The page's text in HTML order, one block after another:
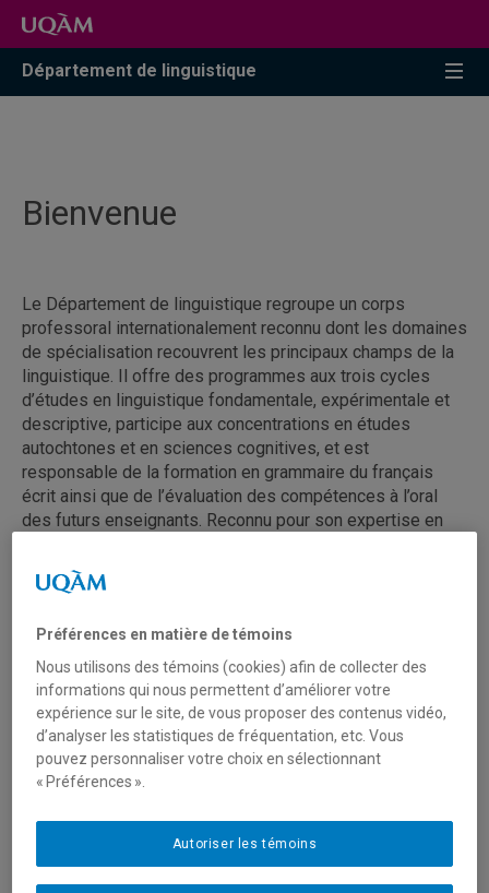
Accéder
recherche
Accéder
menu
pricipal
Accéder
zone
Département de linguistique
Bienvenue
Le Département de linguistique regroupe un corps
professoral internationalement reconnu dont les domaines
de spécialisation recouvrent les principaux champs de la
linguistique. Il offre des programmes aux trois cycles
d’études en linguistique fondamentale, expérimentale et
descriptive, participe aux concentrations en études
autochtones et en sciences cognitives, et est
responsable de la formation en grammaire du français
écrit ainsi que de l’évaluation des compétences à l’oral
des futurs enseignants. Reconnu pour son expertise en
au Québec à offrir une formation en interprétation visuelle.
Nouvelles
Lucie Ménard récompensée par l’Association
canadienne de linguistique
Préférences en matière de témoins
Nous utilisons des témoins (cookies) afin de collecter des
informations qui nous permettent d’améliorer votre
expérience sur le site, de vous proposer des contenus vidéo,
d’analyser les statistiques de fréquentation, etc. Vous
pouvez personnaliser votre choix en sélectionnant
« Préférences ».
Autoriser les témoins